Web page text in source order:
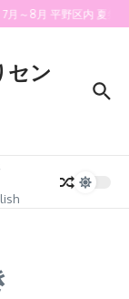
月～8月 平野区内 夏祭
セン